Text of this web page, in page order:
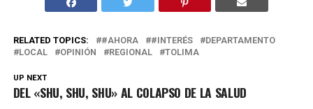
RELATED TOPICS: #AHORA #INTERÉS
DEPARTAMENTO
LOCAL
OPINIÓN REGIONAL TOLIMA
UP NEXT
DEL «SHU, SHU, SHU» AL COLAPSO DE LA SALUD